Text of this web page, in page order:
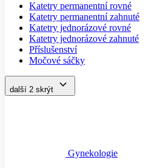
Katetry permanentní rovné
Katetry permanentní zahnuté
Katetry jednorázové rovné
Katetry jednorázové zahnuté
Příslušenství
Močové sáčky
další 2 skrýt
Gynekologie